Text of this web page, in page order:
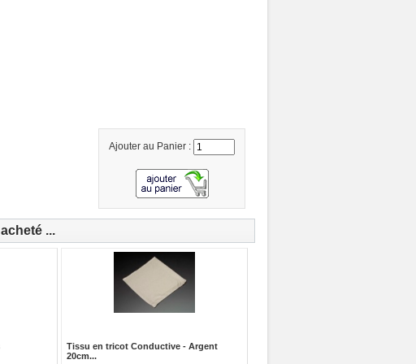
Ajouter au Panier :
...
Tissu en tricot Conductive - Argent
20cm...